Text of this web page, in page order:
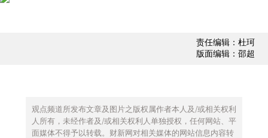
责任编辑：杜珂
版面编辑：邵超
观点频道所发布文章及图片之版权属作者本人及/或相关权利
人所有，未经作者及/或相关权利人单独授权，任何网站、平
面媒体不得予以转载。财新网对相关媒体的网站信息内容转